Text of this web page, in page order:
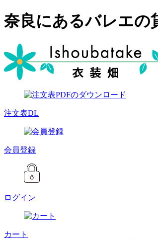
奈良にあるバレエの
注文表DL
会員登録
ログイン
カート